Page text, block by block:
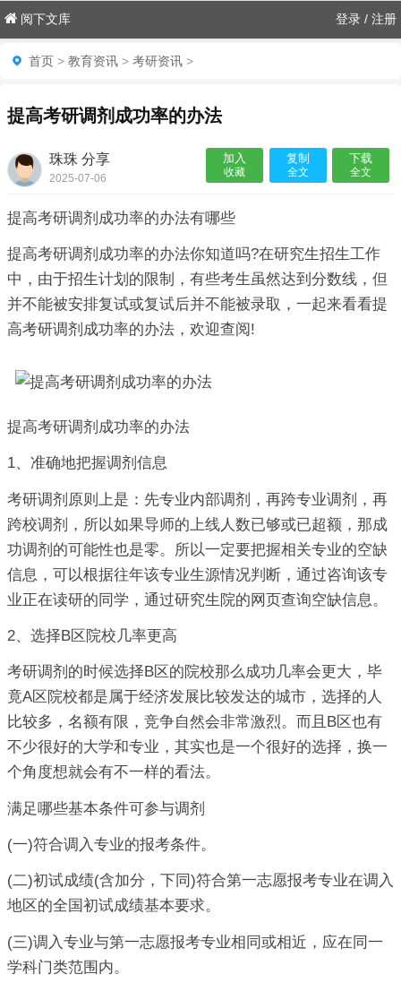
阅下文库 登录 / 注册
首页 > 教育资讯 > 考研资讯 >
提高考研调剂成功率的办法
珠珠 分享
2025-07-06
加入
收藏
复制
全文
下载
全文
提高考研调剂成功率的办法有哪些
提高考研调剂成功率的办法你知道吗?在研究生招生工作
中，由于招生计划的限制，有些考生虽然达到分数线，但
并不能被安排复试或复试后并不能被录取，一起来看看提
高考研调剂成功率的办法，欢迎查阅!
提高考研调剂成功率的办法
1、准确地把握调剂信息
考研调剂原则上是：先专业内部调剂，再跨专业调剂，再
跨校调剂，所以如果导师的上线人数已够或已超额，那成
功调剂的可能性也是零。所以一定要把握相关专业的空缺
信息，可以根据往年该专业生源情况判断，通过咨询该专
业正在读研的同学，通过研究生院的网页查询空缺信息。
2、选择B区院校几率更高
考研调剂的时候选择B区的院校那么成功几率会更大，毕
竟A区院校都是属于经济发展比较发达的城市，选择的人
比较多，名额有限，竞争自然会非常激烈。而且B区也有
不少很好的大学和专业，其实也是一个很好的选择，换一
个角度想就会有不一样的看法。
满足哪些基本条件可参与调剂
(一)符合调入专业的报考条件。
(二)初试成绩(含加分，下同)符合第一志愿报考专业在调入
地区的全国初试成绩基本要求。
(三)调入专业与第一志愿报考专业相同或相近，应在同一
学科门类范围内。